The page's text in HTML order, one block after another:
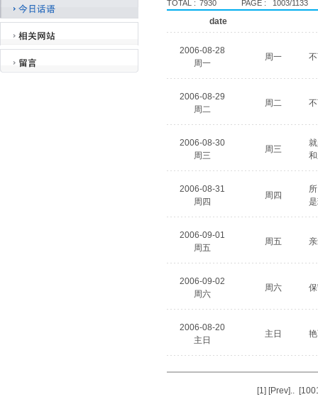
TOTAL : 7930 PAGE : 1003/1133
date
2006-08-28
周一
周一
2006-08-29
周二
周二
2006-08-30
周三
周三
2006-08-31
周四
周四
2006-09-01
周五
周五
2006-09-02
周六
周六
2006-08-20
主日
主日
[1] [Prev]..